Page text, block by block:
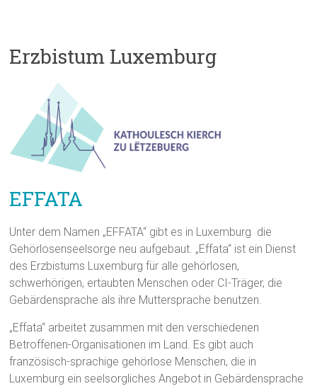
Erzbistum Luxemburg
EFFATA
Unter dem Namen „EFFATA“ gibt es in Luxemburg die
Gehörlosenseelsorge neu aufgebaut. „Effata“ ist ein Dienst
des Erzbistums Luxemburg für alle gehörlosen,
schwerhörigen, ertaubten Menschen oder CI-Träger, die
Gebärdensprache als ihre Muttersprache benutzen.
„Effata“ arbeitet zusammen mit den verschiedenen
Betroffenen-Organisationen im Land. Es gibt auch
französisch-sprachige gehörlose Menschen, die in
Luxemburg ein seelsorgliches Angebot in Gebärdensprache